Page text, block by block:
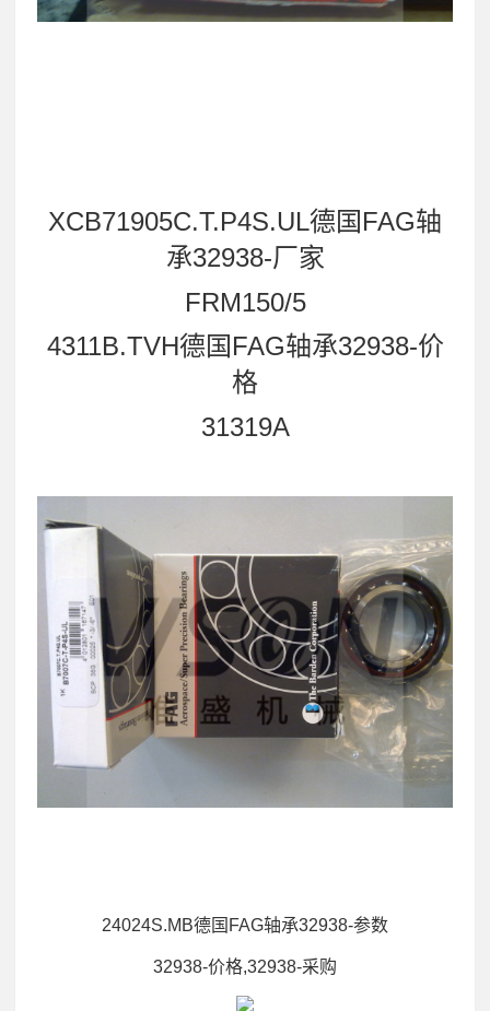
XCB71905C.T.P4S.UL德国FAG轴
承32938-厂家
FRM150/5
4311B.TVH德国FAG轴承32938-价
格
31319A
24024S.MB德国FAG轴承32938-参数
32938-价格,32938-采购